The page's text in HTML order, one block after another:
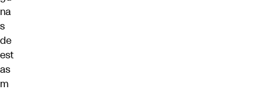
na
s
de
est
as
m